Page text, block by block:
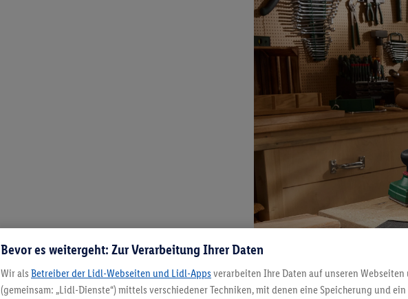
Bevor es weitergeht: Zur Verarbeitung Ihrer Daten
Wir als Betreiber der Lidl-Webseiten und Lidl-Apps verarbeiten Ihre Daten auf unseren Webseiten
(gemeinsam: „Lidl-Dienste“) mittels verschiedener Techniken, mit denen eine Speicherung und